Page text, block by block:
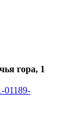
гора, 1
01189-